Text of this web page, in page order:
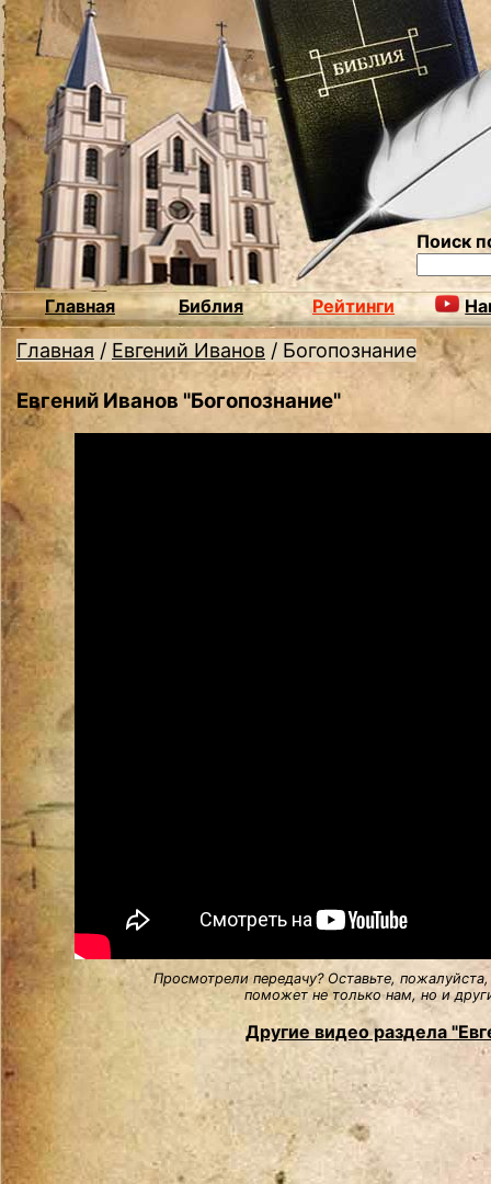
Поиск
Главная Библия Рейтинги
Главная / Евгений Иванов / Богопознание
Евгений Иванов "Богопознание"
Просмотрели передачу? Оставьте,
поможет не только нам, но и
Другие видео раздела